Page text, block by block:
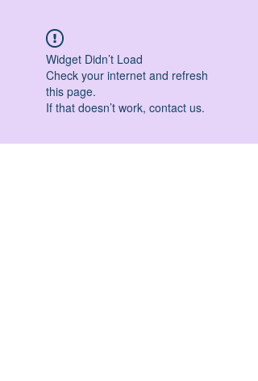
Widget Didn’t Load
Check your internet and refresh
this page.
If that doesn’t work, contact us.